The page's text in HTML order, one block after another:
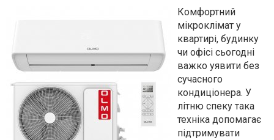
Комфортний
мікроклімат у
квартирі, будинку
чи офісі сьогодні
важко уявити без
сучасного
кондиціонера. У
літню спеку така
техніка допомагає
підтримувати